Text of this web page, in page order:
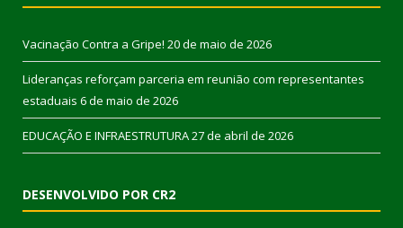
Vacinação Contra a Gripe! 20 de maio de 2026
Lideranças reforçam parceria em reunião com representantes
estaduais 6 de maio de 2026
EDUCAÇÃO E INFRAESTRUTURA27 de abril de 2026
DESENVOLVIDO POR CR2